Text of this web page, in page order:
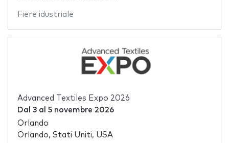
Fiere idustriale
Advanced Textiles Expo 2026
Dal 3al 5 novembre 2026
Orlando
Orlando, Stati Uniti, USA